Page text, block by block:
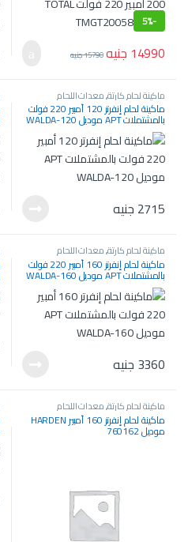
-
5%
14990 جنيه 15790جنيه
ماكينة لحام كارتة,معدات اللحام
والسمكرة ماكينة لحام إنفرتر 120 أمبير 220 فولت
بالمشتملات APT موديل WALDA-120
2715 جنيه
ماكينة لحام كارتة,معدات اللحام
والسمكرة ماكينة لحام إنفرتر 160 أمبير 220 فولت
بالمشتملات APT موديل WALDA-160
3360 جنيه
ماكينة لحام كارتة,معدات اللحام
والسمكرة ماكينة لحام إنفرتر 160 أمبير HARDEN
موديل 760162